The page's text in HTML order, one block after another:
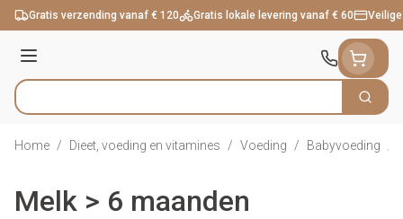
Ga naar de inhoud
Gratis verzending vanaf € 120 Gratis lokale levering vanaf € 60
Menu
Product, merk, categorie... Zoek
Home / Dieet, voeding en vitamines / Voeding / Babyvoeding
Melk > 6 maanden